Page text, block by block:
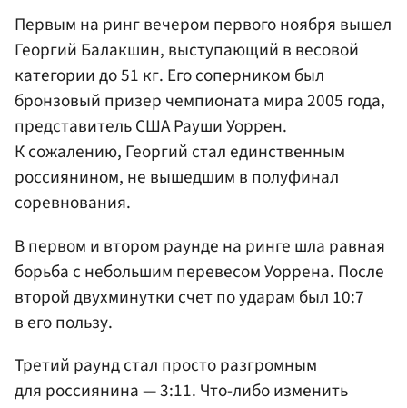
Первым на ринг вечером первого ноября вышел
Георгий Балакшин, выступающий в весовой
категории до 51 кг. Его соперником был
бронзовый призер чемпионата мира 2005 года,
представитель США Рауши Уоррен.
К сожалению, Георгий стал единственным
россиянином, не вышедшим в полуфинал
соревнования.
В первом и втором раунде на ринге шла равная
борьба с небольшим перевесом Уоррена. После
второй двухминутки счет по ударам был 10:7
в его пользу.
Третий раунд стал просто разгромным
для россиянина — 3:11. Что-либо изменить